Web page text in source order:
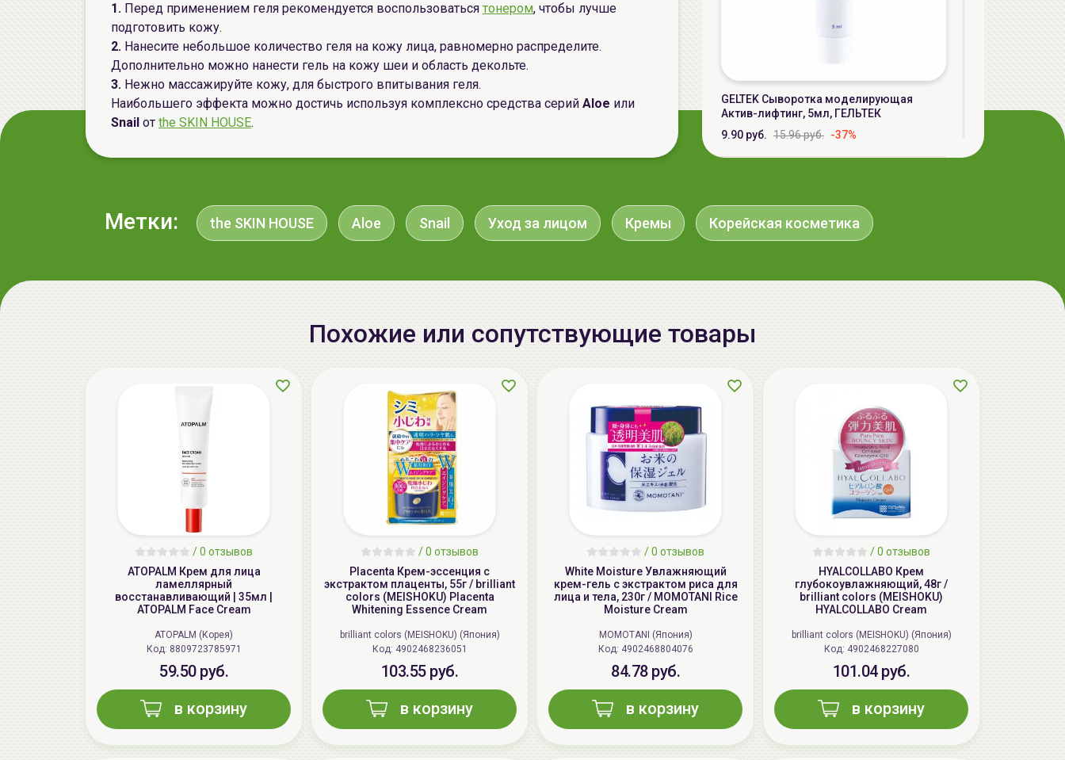
1. Перед применением геля рекомендуется воспользоваться тонером, чтобы лучше
подготовить кожу.
2. Нанесите небольшое количество геля на кожу лица, равномерно распределите.
Дополнительно можно нанести гель на кожу шеи и область декольте.
3. Нежно массажируйте кожу, для быстрого впитывания геля.
Наибольшего эффекта можно достичь используя комплексно средства серий Aloe или
Snail от the SKIN HOUSE.
GELTEK Сыворотка моделирующая
Актив-лифтинг, 5мл, ГЕЛЬТЕК
9.90 руб. 15.96 руб. -37%
aкция
The U Крем с центеллой Keep Calm
-10%
ГЕЛЬТЕК cleansing Маска энзимная
пектиновая, 200г, GELTEK
Метки: the SKIN HOUSE Aloe Snail Уход за лицом Кремы Корейская косметика
Похожие или сопутствующие товары
/0 отзывов
ATOPALM Крем для лица
ламеллярный
восстанавливающий | 35мл |
ATOPALM Face Cream
ATOPALM (Корея)
Код: 8809723785971
59.50 руб.
в корзину
/0 отзывов
Placenta Крем-эссенция с
экстрактом плаценты, 55г / brilliant
colors (MEISHOKU) Placenta
Whitening Essence Cream
brilliant colors (MEISHOKU) (Япония)
Код: 4902468236051
103.55 руб.
в корзину
/0 отзывов
White Moisture Увлажняющий
крем-гель с экстрактом риса для
лица и тела, 230г / MOMOTANI Rice
Moisture Cream
MOMOTANI (Япония)
Код: 4902468804076
84.78 руб.
в корзину
/0 отзывов
HYALCOLLABO Крем
глубокоувлажняющий, 48г /
brilliant colors (MEISHOKU)
HYALCOLLABO Cream
brilliant colors (MEISHOKU) (Япония)
Код: 4902468227080
101.04 руб.
в корзину